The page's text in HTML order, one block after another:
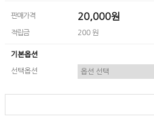
판매가격 20,000원
적립금 200 원
기본옵션
선택옵션